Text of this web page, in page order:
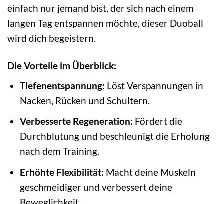
einfach nur jemand bist, der sich nach einem
langen Tag entspannen möchte, dieser Duoball
wird dich begeistern.
Die Vorteile im Überblick:
Tiefenentspannung: Löst Verspannungen in
Nacken, Rücken und Schultern.
Verbesserte Regeneration: Fördert die
Durchblutung und beschleunigt die Erholung
nach dem Training.
Erhöhte Flexibilität: Macht deine Muskeln
geschmeidiger und verbessert deine
Beweglichkeit.